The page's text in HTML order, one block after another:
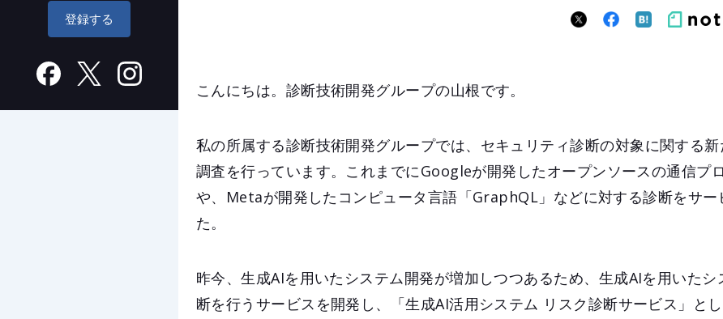
登録する
こんにちは。診断技術開発グループの山根です。
私の所属する診断技術開発グループでは、セキュリティ診断の対象に関する
調査を行っています。これまでにGoogleが開発したオープンソースの通信プロ
や、Metaが開発したコンピュータ言語「GraphQL」などに対する診断をサー
た。
昨今、生成AIを用いたシステム開発が増加しつつあるため、生成AIを用いたシ
断を行うサービスを開発し、「生成AI活用システム リスク診断サービス」と